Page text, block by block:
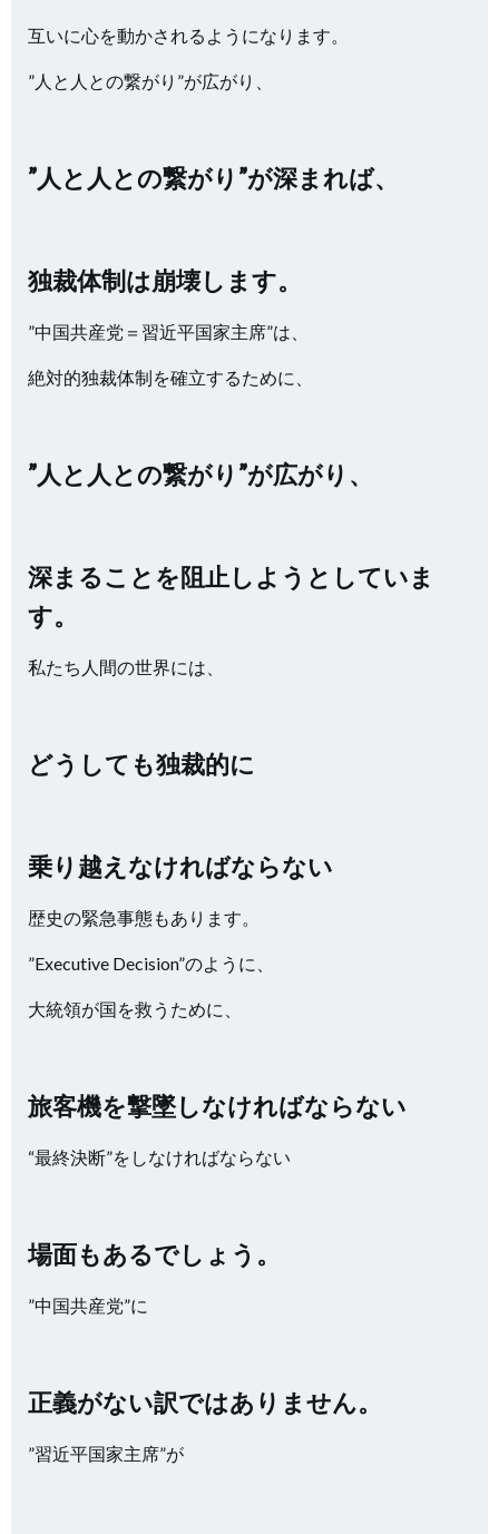
互いに心を動かされるようになります。
”人と人との繋がり”が広がり、
”人と人との繋がり”が深まれば、
独裁体制は崩壊します。
”中国共産党＝習近平国家主席”は、
絶対的独裁体制を確立するために、
”人と人との繋がり”が広がり、
深まることを阻止しようとしていま
す。
私たち人間の世界には、
どうしても独裁的に
乗り越えなければならない
歴史の緊急事態もあります。
”Executive Decision”のように、
大統領が国を救うために、
旅客機を撃墜しなければならない
“最終決断”をしなければならない
場面もあるでしょう。
”中国共産党”に
正義がない訳ではありません。
”習近平国家主席”が